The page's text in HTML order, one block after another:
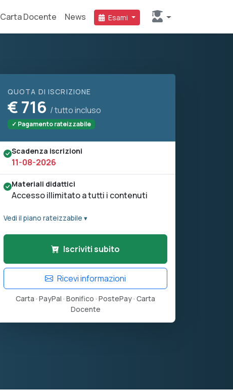
Carta Docente News Esami
QUOTA DI ISCRIZIONE
€716 / tutto incluso
✓ Pagamento rateizzabile
Scadenza iscrizioni
11-08-2026
Materiali didattici
Accesso illimitato a tutti i contenuti
Vedi il piano rateizzabile ▾
Iscriviti subito
Ricevi informazioni
Carta · PayPal · Bonifico · PostePay · Carta
Docente